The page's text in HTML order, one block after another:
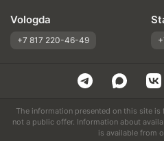
Vologda
+7 817 220-46-49
The information presented on this site
not a public offer. Information about
is available from